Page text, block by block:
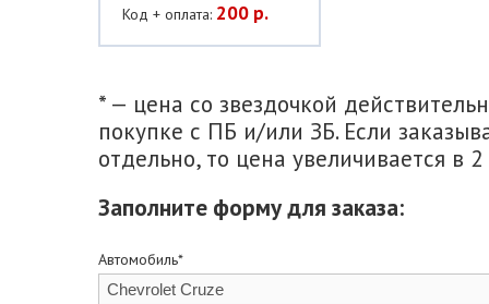
Код + оплата: 200 р.
* — цена со звездочкой
покупке с ПБ и/или ЗБ. Если
отдельно, то цена увеличивается в 2
Заполните форму для заказа:
Автомобиль*